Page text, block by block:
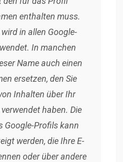
enthalten muss.
in allen Google-
In manchen
Name auch einen
ersetzen, den Sie
Inhalten über Ihr
haben. Die
Google-Profils kann
werden, die Ihre E-
oder über andere